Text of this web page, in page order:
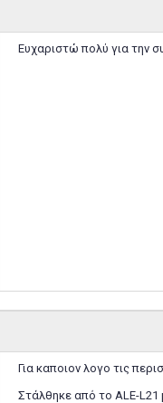
Ευχαριστώ πολύ για την
Για καποιον λογο τις
Στάλθηκε από το ALE-L21